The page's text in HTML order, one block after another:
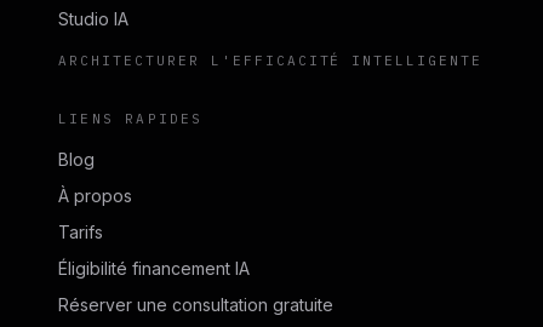
Studio IA
ARCHITECTURER L'EFFICACITÉ INTELLIGENTE
LIENS RAPIDES
Blog
À propos
Tarifs
Éligibilité financement IA
Réserver une consultation gratuite